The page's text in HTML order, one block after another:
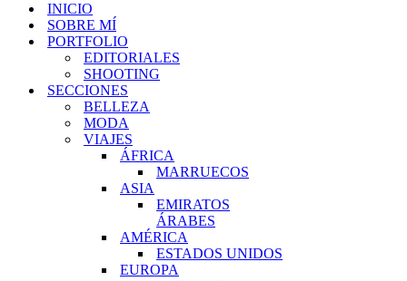
navegación
INICIO
SOBRE MÍ
PORTFOLIO
EDITORIALES
SHOOTING
SECCIONES
BELLEZA
MODA
VIAJES
ÁFRICA
MARRUECOS
ASIA
EMIRATOS
ÁRABES
AMÉRICA
ESTADOS UNIDOS
EUROPA